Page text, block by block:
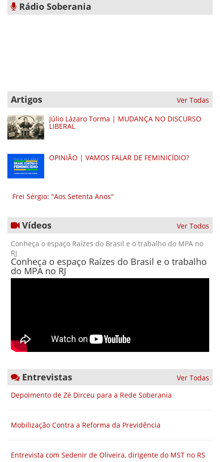
Rádio Soberania
Artigos Ver Todas
Júlio Lázaro Torma | MUDANÇA NO DISCURSO
LIBERAL
OPINIÃO | VAMOS FALAR DE FEMINICÍDIO?
Frei Sérgio: "Aos Setenta Anos"
Vídeos
Ver Todos
Conheça o espaço Raízes do Brasil e o trabalho do MPA no
RJ
Conheça o espaço Raízes do Brasil e o trabalho
do MPA no RJ
Entrevistas Ver Todas
Depoimento de Zé Dirceu para a Rede Soberania
Mobilização Contra a Reforma da Previdência
Entrevista com Sedenir de Oliveira, dirigente do MST no RS